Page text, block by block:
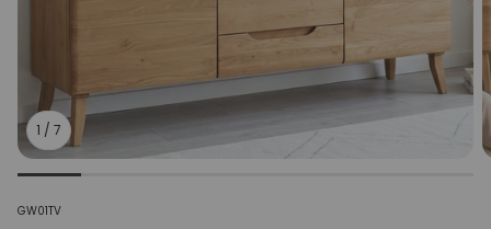
1 / 7
Codice
GW01TV